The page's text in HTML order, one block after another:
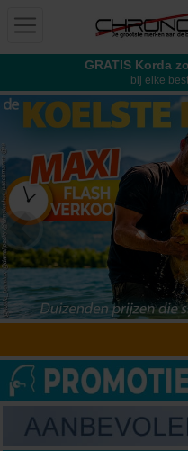
GRATIS Korda
bij elke